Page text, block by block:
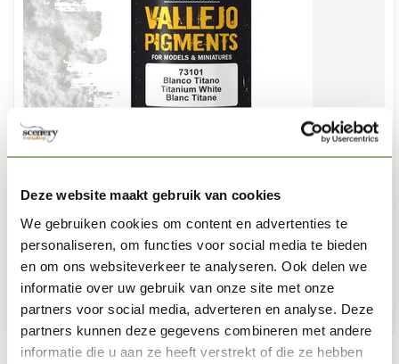
Deze website maakt gebruik van cookies
We gebruiken cookies om content en advertenties te
personaliseren, om functies voor social media te bieden
en om ons websiteverkeer te analyseren. Ook delen we
informatie over uw gebruik van onze site met onze
partners voor social media, adverteren en analyse. Deze
partners kunnen deze gegevens combineren met andere
informatie die u aan ze heeft verstrekt of die ze hebben
Pigment Titanium White - 35ml - 73101
€4,60
Niet op voorraad